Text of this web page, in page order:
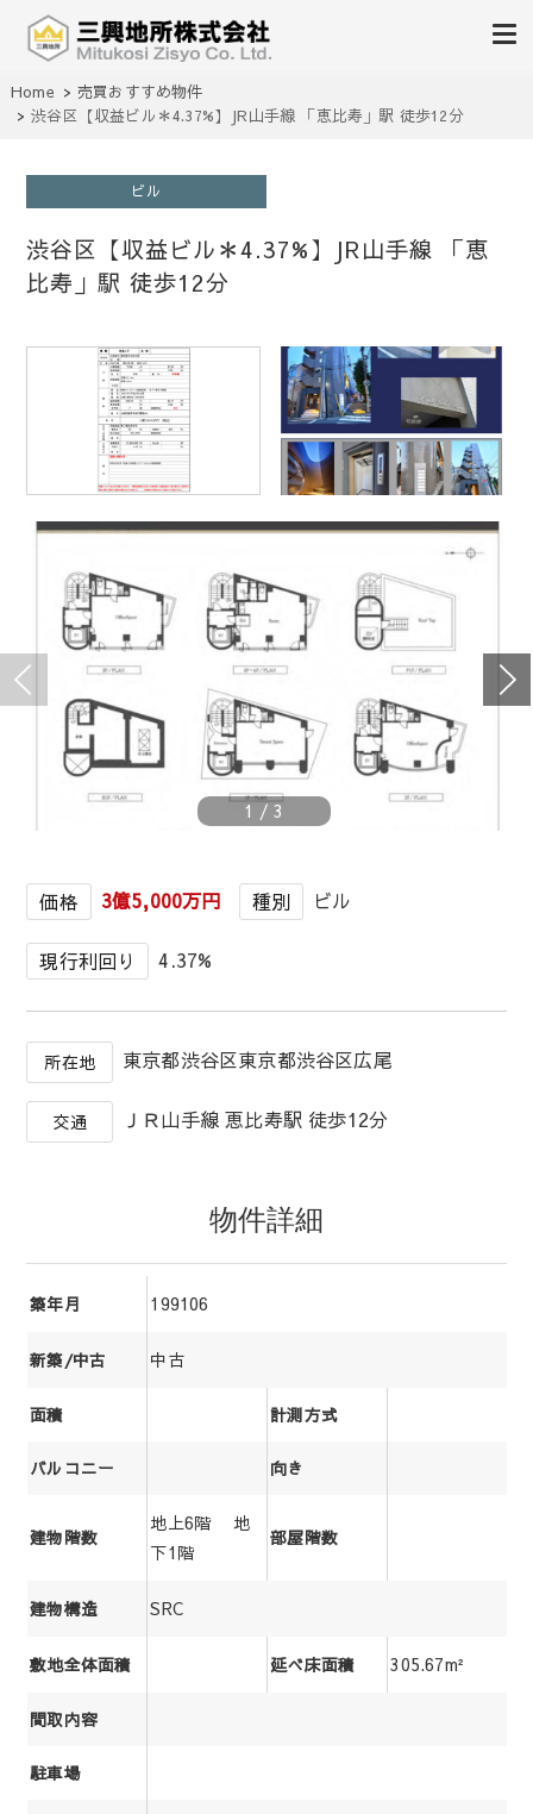
三興地所株式会社
不動産の売買、賃貸、仲介、管理
Home
売買おすすめ物件
渋谷区【収益ビル＊4.37%】JR山手線 「恵比寿」駅 徒歩12分
ビル
渋谷区【収益ビル＊4.37%】JR山手線 「恵
比寿」駅 徒歩12分
1 /3
価格 3億5,000万円 種別 ビル
現行利回り 4.37%
所在地 東京都渋谷区東京都渋谷区広尾
交通 ＪＲ山手線 恵比寿駅 徒歩12分
物件詳細
築年月 199106
新築/中古 中古
面積 計測方式
バルコニー 向き
建物階数
地上6階 地
下1階
部屋階数
建物構造 SRC
敷地全体面積 延べ床面積 305.67m²
間取内容
駐車場